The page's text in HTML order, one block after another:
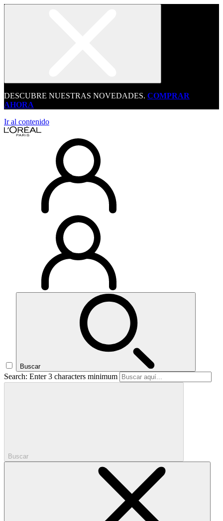
DESCUBRE NUESTRAS NOVEDADES. COMPRAR
AHORA
Ir al contenido
Buscar
Search: Enter 3 characters minimum
Buscar